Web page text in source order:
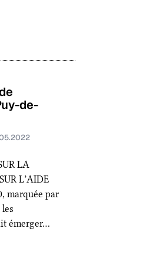
de-
LA
L’AIDE
marquée par
émerger…